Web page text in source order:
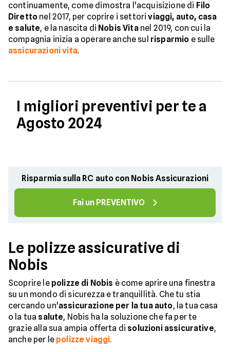
continuamente, come dimostra l'acquisizione di Filo
Diretto nel 2017, per coprire i settoriviaggi, auto, casa
e salute, e la nascita di Nobis Vitanel 2019, con cui la
compagnia inizia a operare anche sul risparmio e sulle
assicurazioni vita.
I migliori preventivi per te a
Agosto 2024
Risparmia sulla RC auto con Nobis Assicurazioni
Fai un PREVENTIVO
Le polizze assicurative di
Nobis
Scoprire le polizze di Nobis è come aprire una finestra
su un mondo di sicurezza e tranquillità. Che tu stia
cercando un'assicurazione per la tua auto, la tua casa
o la tua salute, Nobis ha la soluzione che fa per te
grazie alla sua ampia offerta di soluzioni assicurative,
anche per le polizze viaggi.